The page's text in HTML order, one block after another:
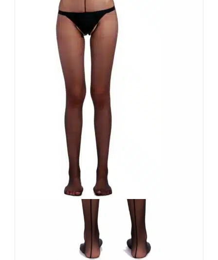
Erogance Strumpfhose Nyxara
12,90
Inkl. MwSt.
zzgl.
Versand